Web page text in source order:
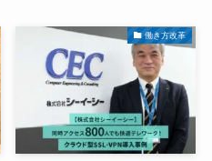
働き方改革